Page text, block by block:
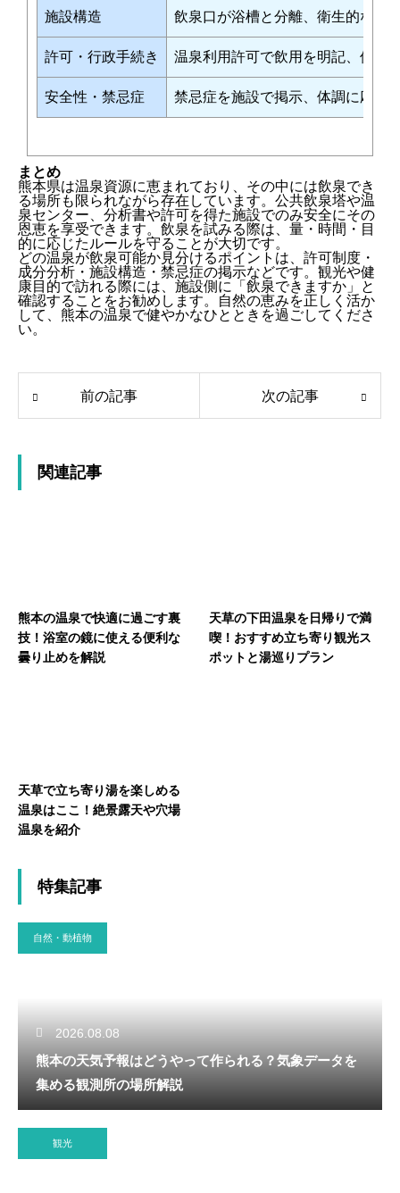
施設構造 飲泉口が浴槽と分離、衛生的な容
許可・行政手続き 温泉利用許可で飲用を明記、保健
安全性・禁忌症 禁忌症を施設で掲示、体調に応じ
まとめ
熊本県は温泉資源に恵まれており、その中には飲泉でき
る場所も限られながら存在しています。公共飲泉塔や温
泉センター、分析書や許可を得た施設でのみ安全にその
恩恵を享受できます。飲泉を試みる際は、量・時間・目
的に応じたルールを守ることが大切です。
どの温泉が飲泉可能か見分けるポイントは、許可制度・
成分分析・施設構造・禁忌症の掲示などです。観光や健
康目的で訪れる際には、施設側に「飲泉できますか」と
確認することをお勧めします。自然の恵みを正しく活か
して、熊本の温泉で健やかなひとときを過ごしてくださ
い。
前の記事 次の記事
関連記事
熊本の温泉で快適に過ごす裏
技！浴室の鏡に使える便利な
曇り止めを解説
天草の下田温泉を日帰りで満
喫！おすすめ立ち寄り観光ス
ポットと湯巡りプラン
天草で立ち寄り湯を楽しめる
温泉はここ！絶景露天や穴場
温泉を紹介
特集記事
自然・動植物
2026.08.08
熊本の天気予報はどうやって作られる？気象データを
集める観測所の場所解説
観光